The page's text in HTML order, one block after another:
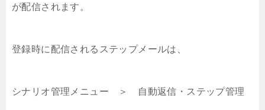
が配信されます。
登録時に配信されるステップメールは、
シナリオ管理メニュー ＞ 自動返信・ステップ管理